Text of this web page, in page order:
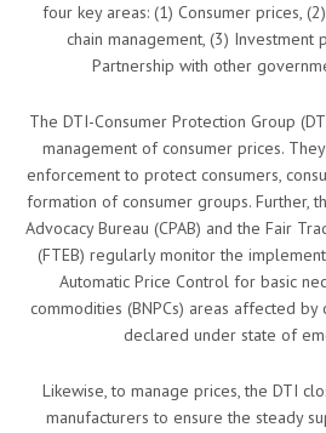
four key areas: (1) Consumer prices,
chain management, (3) Investment
Partnership with other
The DTI-Consumer Protection Group
management of consumer prices.
enforcement to protect consumers,
formation of consumer groups. Further,
Advocacy Bureau (CPAB) and the Fair
(FTEB) regularly monitor the
Automatic Price Control for basic
commodities (BNPCs) areas affected by
declared under state of
Likewise, to manage prices, the DTI
manufacturers to ensure the steady